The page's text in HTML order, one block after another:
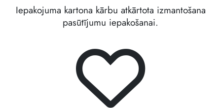
Iepakojuma kartona kārbu atkārtota izmantošana
pasūtījumu iepakošanai.